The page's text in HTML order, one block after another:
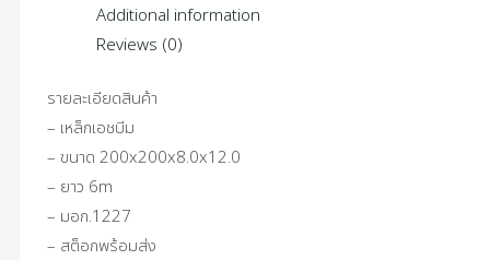
Additional information
Reviews (0)
รายละเอียดสินค้า
– เหล็กเอชบีม
– ขนาด 200x200x8.0x12.0
– ยาว 6m
– มอก.1227
– สต็อกพร้อมส่ง